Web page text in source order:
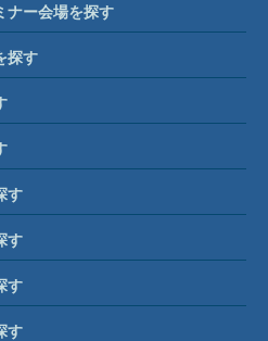
ナー会場を探す
探す
す
す
す
す